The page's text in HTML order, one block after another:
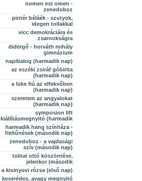
nomen est omen -
zenedoboz
pintér béláék - szutyok,
idegen tollakkal
vicc demokráciára és
zsarnokságra
didergő - horváth mihály
gimnázium
napibalog (harmadik nap)
az eszéki zsiráf góbirita
(harmadik nap)
a lüke fiú az elfekvőben
(harmadik nap)
szeretem az angyalokat
(harmadik nap)
symposion lift
kiállításmegnyitó (harmadik
harmadik hang színháza -
f/eltűnések (második nap)
zenedoboz - a vajdasági
szív (második nap)
tolnai ottó köszöntése,
jelenkor (második
a kisinyovi rózsa (első nap)
keserédes, avagy megnyitó